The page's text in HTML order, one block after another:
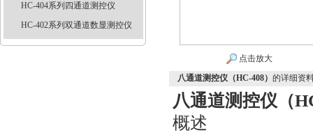
HC-404系列四通道测控仪
HC-402系列双通道数显测控仪
点击放大
八通道测控仪（HC-408） 的详细资
八通道测控仪（
概述